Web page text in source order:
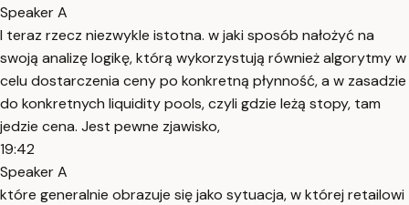
Speaker A
I teraz rzecz niezwykle istotna. w jaki sposób nałożyć na
swoją analizę logikę, którą wykorzystują również algorytmy w
celu dostarczenia ceny po konkretną płynność, a w zasadzie
do konkretnych liquidity pools, czyli gdzie leżą stopy, tam
jedzie cena. Jest pewne zjawisko,
19:42
Speaker A
które generalnie obrazuje się jako sytuacja, w której retailowi